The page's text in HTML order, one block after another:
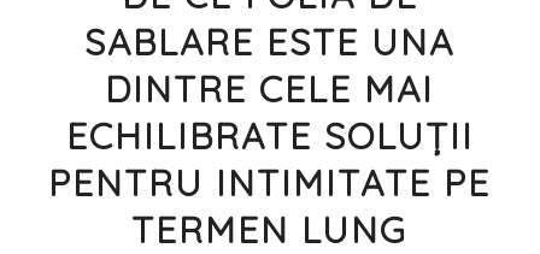
SABLARE ESTE UNA
DINTRE CELE MAI
ECHILIBRATE SOLUȚII
PENTRU INTIMITATE PE
TERMEN LUNG